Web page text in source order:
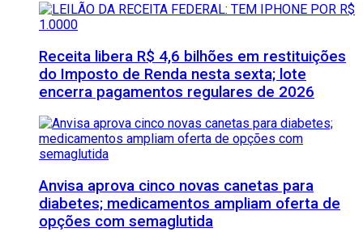
Receita libera R$ 4,6 bilhões em restituições
do Imposto de Renda nesta sexta; lote
encerra pagamentos regulares de 2026
Anvisa aprova cinco novas canetas para
diabetes; medicamentos ampliam oferta de
opções com semaglutida